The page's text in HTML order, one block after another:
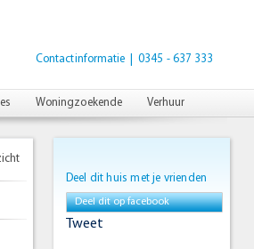
Contactinformatie | 0345 - 637 333
Woningzoekende Verhuur
Deel dit huis met je vrienden
Deel dit op facebook
Tweet